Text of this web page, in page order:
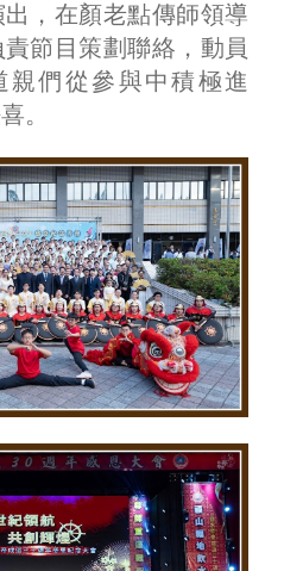
，在顏老點傳師領導
節目策劃聯絡，動員
親們從參與中積極進
。